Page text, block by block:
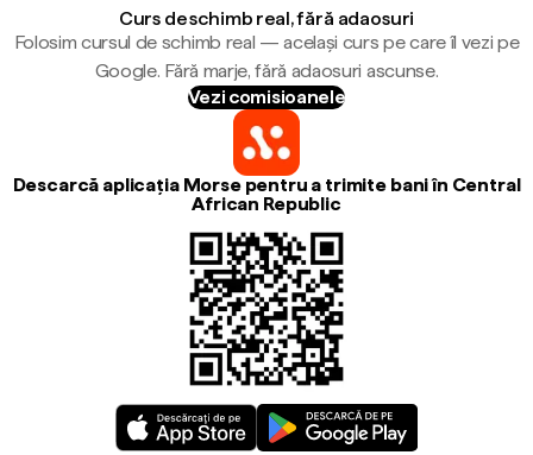
Curs de schimb real, fără adaosuri
Folosim cursul de schimb real — același curs pe care îl vezi pe
Google. Fără marje, fără adaosuri ascunse.
Vezi comisioanele
Descarcă aplicația Morse pentru a trimite bani în Central
African Republic